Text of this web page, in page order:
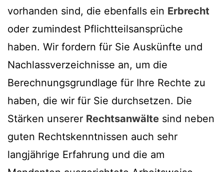
vorhanden sind, die ebenfalls ein Erbrecht
oder zumindest Pflichtteilsansprüche
haben. Wir fordern für Sie Auskünfte und
Nachlassverzeichnisse an, um die
Berechnungsgrundlage für Ihre Rechte zu
haben, die wir für Sie durchsetzen. Die
Stärken unserer Rechtsanwälte sind neben
guten Rechtskenntnissen auch sehr
langjährige Erfahrung und die am